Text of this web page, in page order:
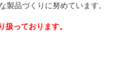
製品づくりに努めています。
っております。